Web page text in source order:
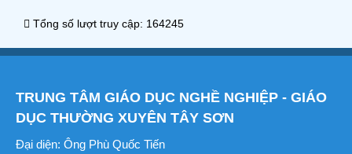
Tổng số lượt truy cập: 164245
TRUNG TÂM GIÁO DỤC NGHỀ NGHIỆP - GIÁO
DỤC THƯỜNG XUYÊN TÂY SƠN
Đại diện: Ông Phù Quốc Tiến